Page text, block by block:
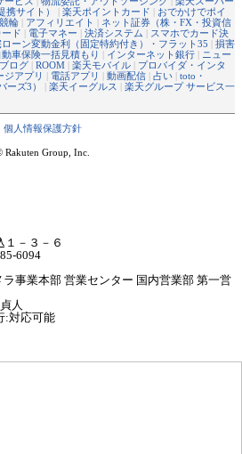
携サイト） | 楽天ポイントカード | おでかけでポイ
競輪 | アフィリエイト | ネット証券（株・FX・投資信
ド | 電子マネー | 決済システム | スマホでカード決
ーン変動金利（固定特約付き）・フラット35 | 損害
動車保険一括見積もり | インターネット銀行 | ニュー
ブログ | ROOM | 楽天モバイル | プロバイダ・インタ
ジアプリ | 電話アプリ | 動画配信 | 占い | toto・
ーズ3） | 楽天イーグルス | 楽天グループ サービス一
個人情報保護方針
Rakuten Group, Inc.
１－３－６
6094
ラ事業本部 営業センター 国内営業部 第一営
人
:対応可能